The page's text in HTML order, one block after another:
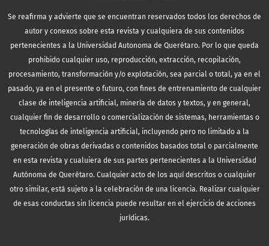
Se reafirma y advierte que se encuentran reservados todos los derechos de
autor y conexos sobre esta revista y cualquiera de sus contenidos
pertenecientes a la Universidad Autonoma de Querétaro. Por lo que queda
prohibido cualquier uso, reproducción, extracción, recopilación,
procesamiento, transformación y/o explotación, sea parcial o total, ya en el
pasado, ya en el presente o futuro, con fines de entrenamiento de cualquier
clase de inteligencia artificial, minería de datos y textos, y en general,
cualquier fin de desarrollo o comercialización de sistemas, herramientas o
tecnologías de inteligencia artificial, incluyendo pero no limitado a la
generación de obras derivadas o contenidos basados total o parcialmente
en esta revista y cualuiera de sus partes pertenecientes a la Universidad
Autónoma de Querétaro. Cualquier acto de los aquí descritos o cualquier
otro similar, está sujeto a la celebración de una licencia. Realizar cualquier
de esas conductas sin licencia puede resultar en el ejercicio de acciones
jurídicas.